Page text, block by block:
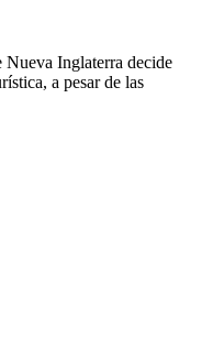
Nueva Inglaterra decide
a pesar de las